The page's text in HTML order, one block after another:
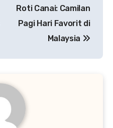
Roti Canai: Camilan
Pagi Hari Favorit di
Malaysia